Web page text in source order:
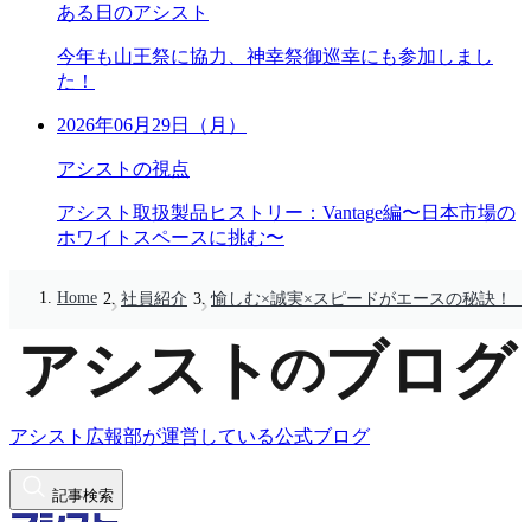
ある日のアシスト
今年も山王祭に協力、神幸祭御巡幸にも参加しまし
た！
2026年06月29日（月）
アシストの視点
アシスト取扱製品ヒストリー：Vantage編〜日本市場の
ホワイトスペースに挑む〜
Home 社員紹介 愉しむ×誠実×スピードがエースの秘訣！
アシスト広報部が運営している公式ブログ
記事検索